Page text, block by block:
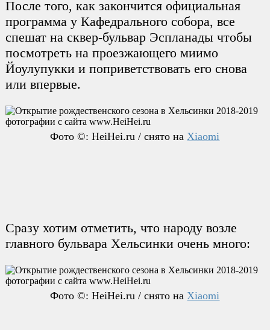
После того, как закончится официальная
программа у Кафедрального собора, все
спешат на сквер-бульвар Эспланады чтобы
посмотреть на проезжающего миимо
Йоулупукки и поприветствовать его снова
или впервые.
Фото ©: HeiHei.ru / снято на Xiaomi
Сразу хотим отметить, что народу возле
главного бульвара Хельсинки очень много:
Фото ©: HeiHei.ru / снято наXiaomi